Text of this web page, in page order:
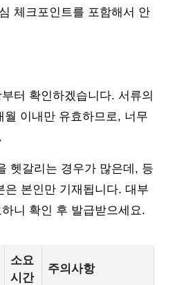
체크포인트를 포함해서 안
터 확인하겠습니다. 서류의
월 이내만 유효하므로, 너무
헷갈리는 경우가 많은데, 등
은 본인만 기재됩니다. 대부
니 확인 후 발급받으세요.
소요
시간
주의사항